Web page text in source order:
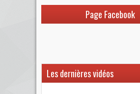
Page Facebook
Les dernières vidéos